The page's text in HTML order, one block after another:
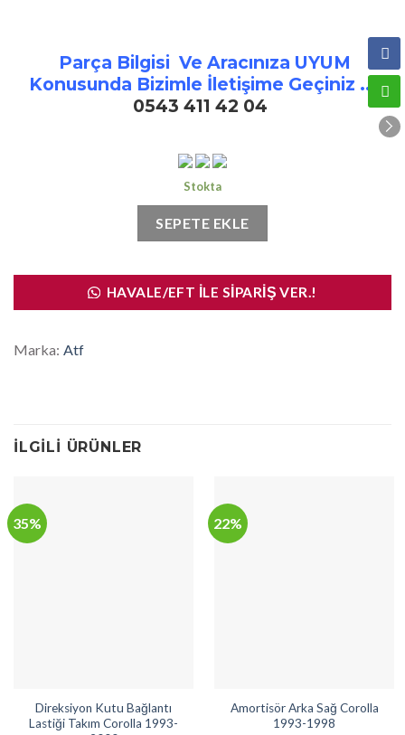
2.275,00
Parça Bilgisi Ve Aracınıza UYUM
Konusunda Bizimle İletişime Geçiniz ..!
0543 411 42 04
Stokta
SEPETE EKLE
HAVALE/EFT İLE SIPARIŞ VER.!
Marka: Atf
İLGILI ÜRÜNLER
35%
Direksiyon Kutu Bağlantı
Lastiği Takım Corolla 1993-
22%
Amortisör Arka Sağ Corolla
1993-1998